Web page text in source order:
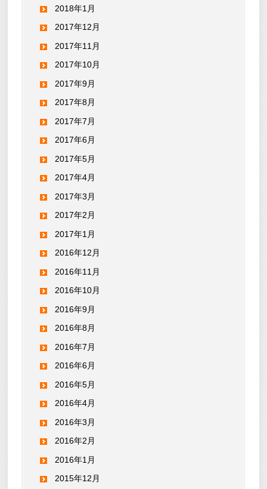
2018年1月
2017年12月
2017年11月
2017年10月
2017年9月
2017年8月
2017年7月
2017年6月
2017年5月
2017年4月
2017年3月
2017年2月
2017年1月
2016年12月
2016年11月
2016年10月
2016年9月
2016年8月
2016年7月
2016年6月
2016年5月
2016年4月
2016年3月
2016年2月
2016年1月
2015年12月